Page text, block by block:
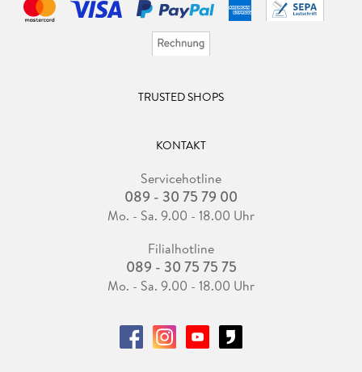
TRUSTED SHOPS
KONTAKT
Servicehotline
089 - 30 75 79 00
Mo. - Sa. 9.00 - 18.00 Uhr
Filialhotline
089 - 30 75 75 75
Mo. - Sa. 9.00 - 18.00 Uhr